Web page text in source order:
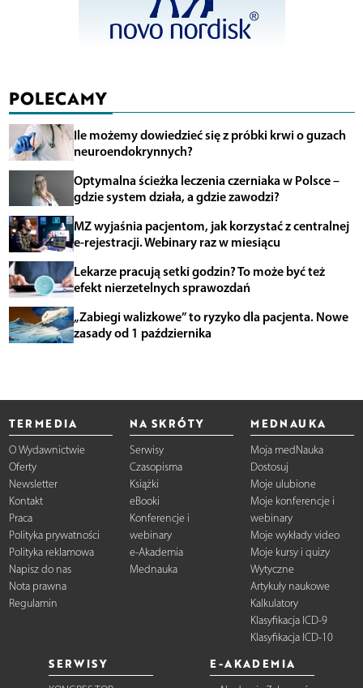
POLECAMY
Ile możemy dowiedzieć się z próbki krwi o guzach
neuroendokrynnych?
Optymalna ścieżka leczenia czerniaka w Polsce –
gdzie system działa, a gdzie zawodzi?
MZ wyjaśnia pacjentom, jak korzystać z centralnej
e-rejestracji. Webinary raz w miesiącu
Lekarze pracują setki godzin? To może być też
efekt nierzetelnych sprawozdań
„Zabiegi walizkowe” to ryzyko dla pacjenta. Nowe
zasady od 1 października
TERMEDIA
O Wydawnictwie
Oferty
Newsletter
Kontakt
Praca
Polityka prywatności
Polityka reklamowa
Napisz do nas
Nota prawna
Regulamin
NA SKRÓTY
Serwisy
Czasopisma
Książki
eBooki
Konferencje i
webinary
e-Akademia
Mednauka
MEDNAUKA
Moja medNauka
Dostosuj
Moje ulubione
Moje konferencje i
webinary
Moje wykłady video
Moje kursy i quizy
Wytyczne
Artykuły naukowe
Kalkulatory
Klasyfikacja ICD-9
Klasyfikacja ICD-10
SERWISY E-AKADEMIA